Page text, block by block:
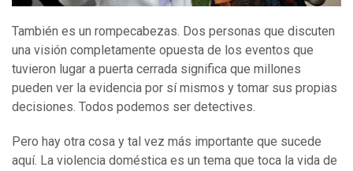
También es un rompecabezas. Dos personas que discuten
una visión completamente opuesta de los eventos que
tuvieron lugar a puerta cerrada significa que millones
pueden ver la evidencia por sí mismos y tomar sus propias
decisiones. Todos podemos ser detectives.
Pero hay otra cosa y tal vez más importante que sucede
aquí. La violencia doméstica es un tema que toca la vida de